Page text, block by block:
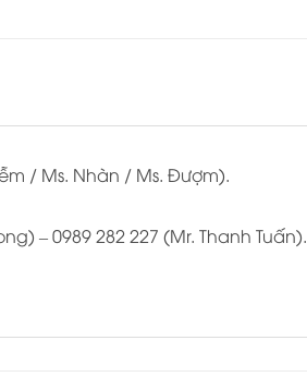
/ Ms. Nhàn / Ms. Đượm).
– 0989 282 227 (Mr. Thanh Tuấn).